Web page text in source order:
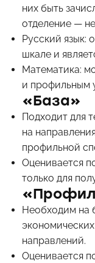
них быть
отделение —
Русский язык:
шкале и
Математика:
и профильным
«База»
Подходит для
на
профильной
Оценивается
только для
Необходим на
направлений.
Оценивается